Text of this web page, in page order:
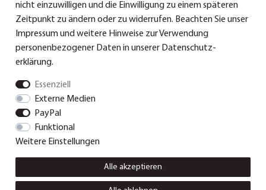
> Ersatzteile & Zubehör
> Garantie
nicht einzuwilligen und die Einwilligung zu einem späteren
Zeitpunkt zu ändern oder zu widerrufen. Beachten Sie unser
Impressumund weitere Hinweise zur Verwendung
personenbezogener Daten in unserer Daten­schutz­
erklärung.
Essenziell
Externe Medien
PayPal
Funktional
Weitere Einstellungen
Alle akzeptieren